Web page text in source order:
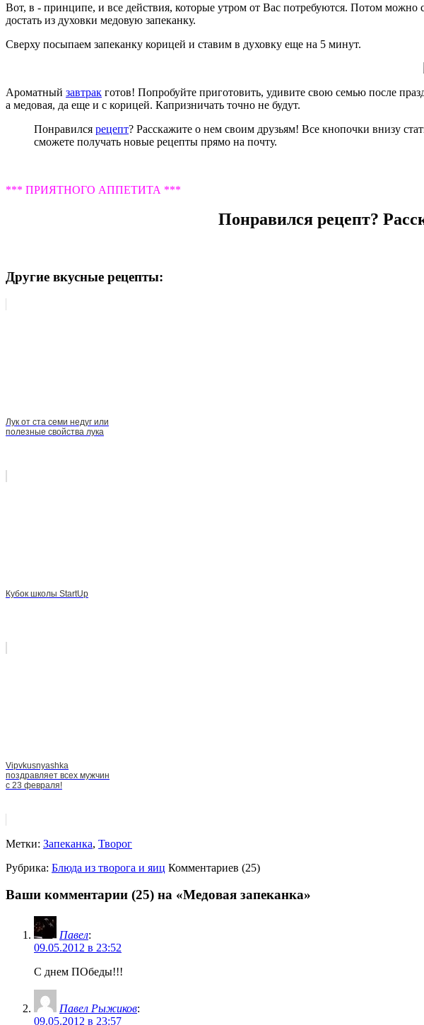
Вот, в - принципе, и все действия, которые утром от Вас потребуются. Потом
достать из духовки медовую запеканку.
Сверху посыпаем запеканку корицей и ставим в духовку еще на 5 минут.
Ароматный завтрак готов! Попробуйте приготовить, удивите свою семью после
а медовая, да еще и с корицей. Капризничать точно не будут.
Понравился рецепт? Расскажите о нем своим друзьям! Все кнопочки внизу
сможете получать новые рецепты прямо на почту.
*** ПРИЯТНОГО АППЕТИТА ***
Понравился рецепт?
Другие вкусные рецепты:
Лук от ста семи недуг или
полезные свойства лука
Кубок школы StartUp
Vipvkusnyashka
поздравляет всех мужчин
с 23 февраля!
Метки: Запеканка, Творог
Рубрика: Блюда из творога и яиц Комментариев (25)
Ваши комментарии (25) на «Медовая запеканка»
Павел:
09.05.2012 в 23:52
С днем ПОбеды!!!
Павел Рыжиков:
09.05.2012 в 23:57